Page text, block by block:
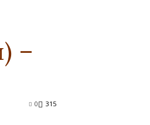
–
315
0